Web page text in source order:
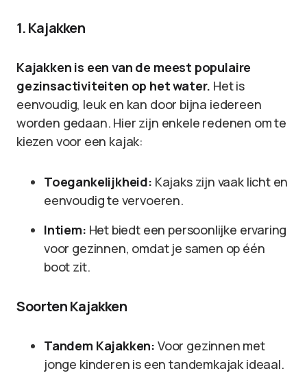
1. Kajakken
Kajakken is een van de meest populaire
gezinsactiviteiten op het water. Het is
eenvoudig, leuk en kan door bijna iedereen
worden gedaan. Hier zijn enkele redenen om te
kiezen voor een kajak:
Toegankelijkheid: Kajaks zijn vaak licht en
eenvoudig te vervoeren.
Intiem: Het biedt een persoonlijke ervaring
voor gezinnen, omdat je samen op één
boot zit.
Soorten Kajakken
Tandem Kajakken: Voor gezinnen met
jonge kinderen is een tandemkajak ideaal.